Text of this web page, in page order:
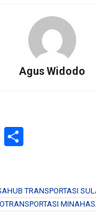
Agus Widodo
E
e
HUB TRANSPORTASI
TRANSPORTASI